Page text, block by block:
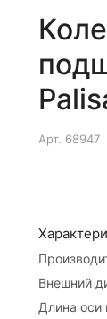
Арт. 68947
Внешний
Длина оси